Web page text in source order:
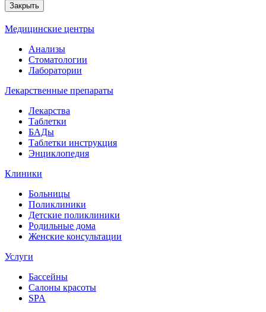
Закрыть
Медицинские центры
Анализы
Стоматологии
Лаборатории
Лекарственные препараты
Лекарства
Таблетки
БАДы
Таблетки инструкция
Энциклопедия
Клиники
Больницы
Поликлиники
Детские поликлиники
Родильные дома
Женские консультации
Услуги
Бассейны
Салоны красоты
SPA